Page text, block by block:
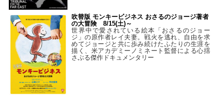
吹替版 モンキービジネス おさるのジョージ著者
の大冒険 8/15(土)～
世界中で愛されている絵本「おさるのジョー
ジ」の原作者レイ夫妻。戦火を逃れ、自由を求
めてジョージと共に歩み続けたふたりの生涯を
描く、米アカデミーノミネート監督による心揺
さぶる傑作ドキュメンタリー